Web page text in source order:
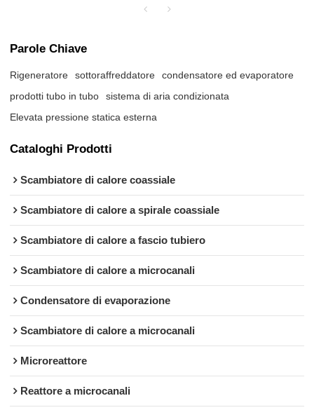
Parole Chiave
Rigeneratore sottoraffreddatore
condensatore ed evaporatore
prodotti tubo in tubo
sistema di aria condizionata
Elevata pressione statica esterna
Cataloghi Prodotti
Scambiatore di calore coassiale
Scambiatore di calore a spirale coassiale
Scambiatore di calore a fascio tubiero
Scambiatore di calore a microcanali
Condensatore di evaporazione
Scambiatore di calore a microcanali
Microreattore
Reattore a microcanali